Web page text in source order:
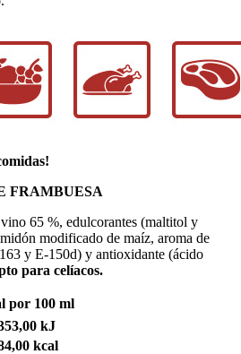
FRAMBUESA
65 %, edulcorantes (maltitol y
modificado de maíz, aroma de
y E-150d) y antioxidante (ácido
para celíacos.
por 100 ml
kJ
kcal